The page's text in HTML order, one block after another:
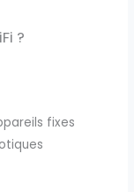
?
fixes